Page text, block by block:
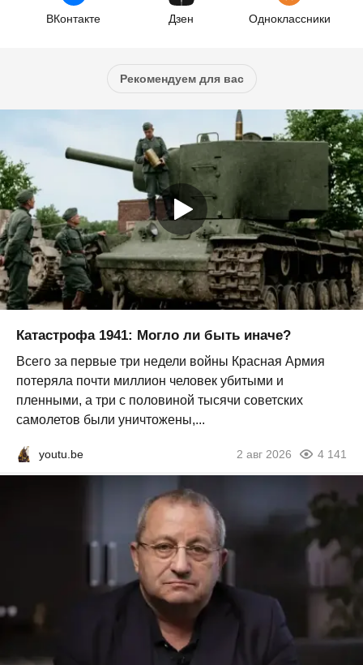
ВКонтакте Дзен Одноклассники
Рекомендуем для вас
Катастрофа 1941: Могло ли быть иначе?
Всего за первые три недели войны Красная Армия
потеряла почти миллион человек убитыми и
пленными, а три с половиной тысячи советских
самолетов были уничтожены,...
youtu.be 2 авг 2026 4 141